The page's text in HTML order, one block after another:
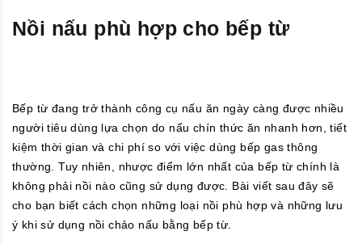
Nồi nấu phù hợp cho bếp từ
Bếp từ đang trở thành công cụ nấu ăn ngày càng được nhiều
người tiêu dùng lựa chọn do nấu chín thức ăn nhanh hơn, tiết
kiệm thời gian và chi phí so với việc dùng bếp gas thông
thường. Tuy nhiên, nhược điểm lớn nhất của bếp từ chính là
không phải nồi nào cũng sử dụng được. Bài viết sau đây sẽ
cho bạn biết cách chọn những loại nồi phù hợp và những lưu
ý khi sử dụng nồi chảo nấu bằng bếp từ.